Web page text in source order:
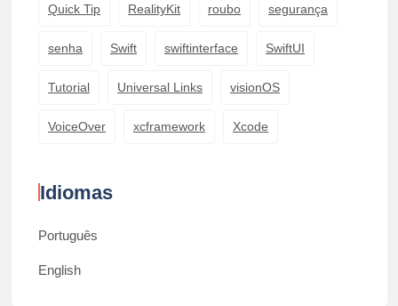
Quick Tip RealityKit roubo segurança
senha Swift swiftinterface SwiftUI
Tutorial Universal Links visionOS
VoiceOver xcframework Xcode
Idiomas
Português
English